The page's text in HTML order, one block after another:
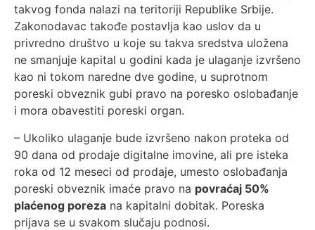
takvog fonda nalazi na teritoriji Republike Srbije.
Zakonodavac takođe postavlja kao uslov da u
privredno društvo u koje su takva sredstva uložena
ne smanjuje kapital u godini kada je ulaganje izvršeno
kao ni tokom naredne dve godine, u suprotnom
poreski obveznik gubi pravo na poresko oslobađanje
i mora obavestiti poreski organ.
– Ukoliko ulaganje bude izvršeno nakon proteka od
90 dana od prodaje digitalne imovine, ali pre isteka
roka od 12 meseci od prodaje, umesto oslobađanja
poreski obveznik imaće pravo na povraćaj 50%
plaćenog poreza na kapitalni dobitak. Poreska
prijava se u svakom slučaju podnosi.